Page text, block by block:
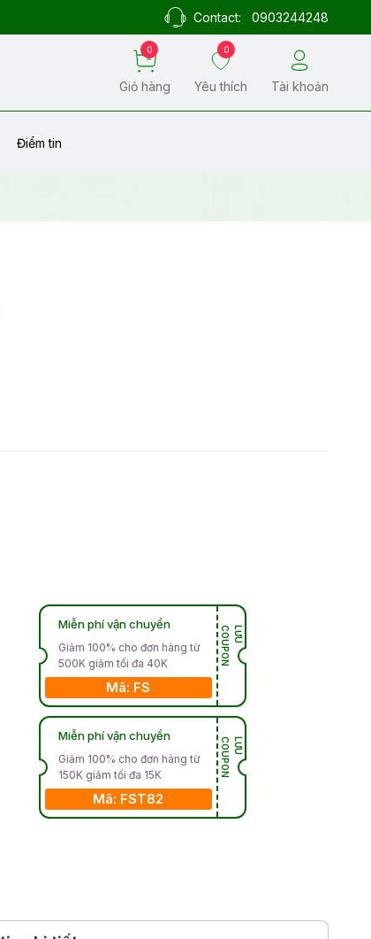
Contact: 0903244248
0
Giỏ hàng
0
Yêu thích Tài khoản
Điểm tin
Miễn phí vận chuyển
Giảm 100% cho đơn hàng từ
500K giảm tối đa 40K
Mã: FS
L
Ư
U
C
O
U
P
O
N
Miễn phí vận chuyển
Giảm 100% cho đơn hàng từ
150K giảm tối đa 15K
Mã: FST82
L
Ư
U
C
O
U
P
O
N